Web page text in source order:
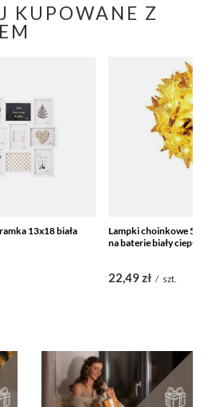
KUPOWANE Z
13x18 biała
Lampki choinkowe 50
na baterie biały ciepły
22,49 zł / szt.